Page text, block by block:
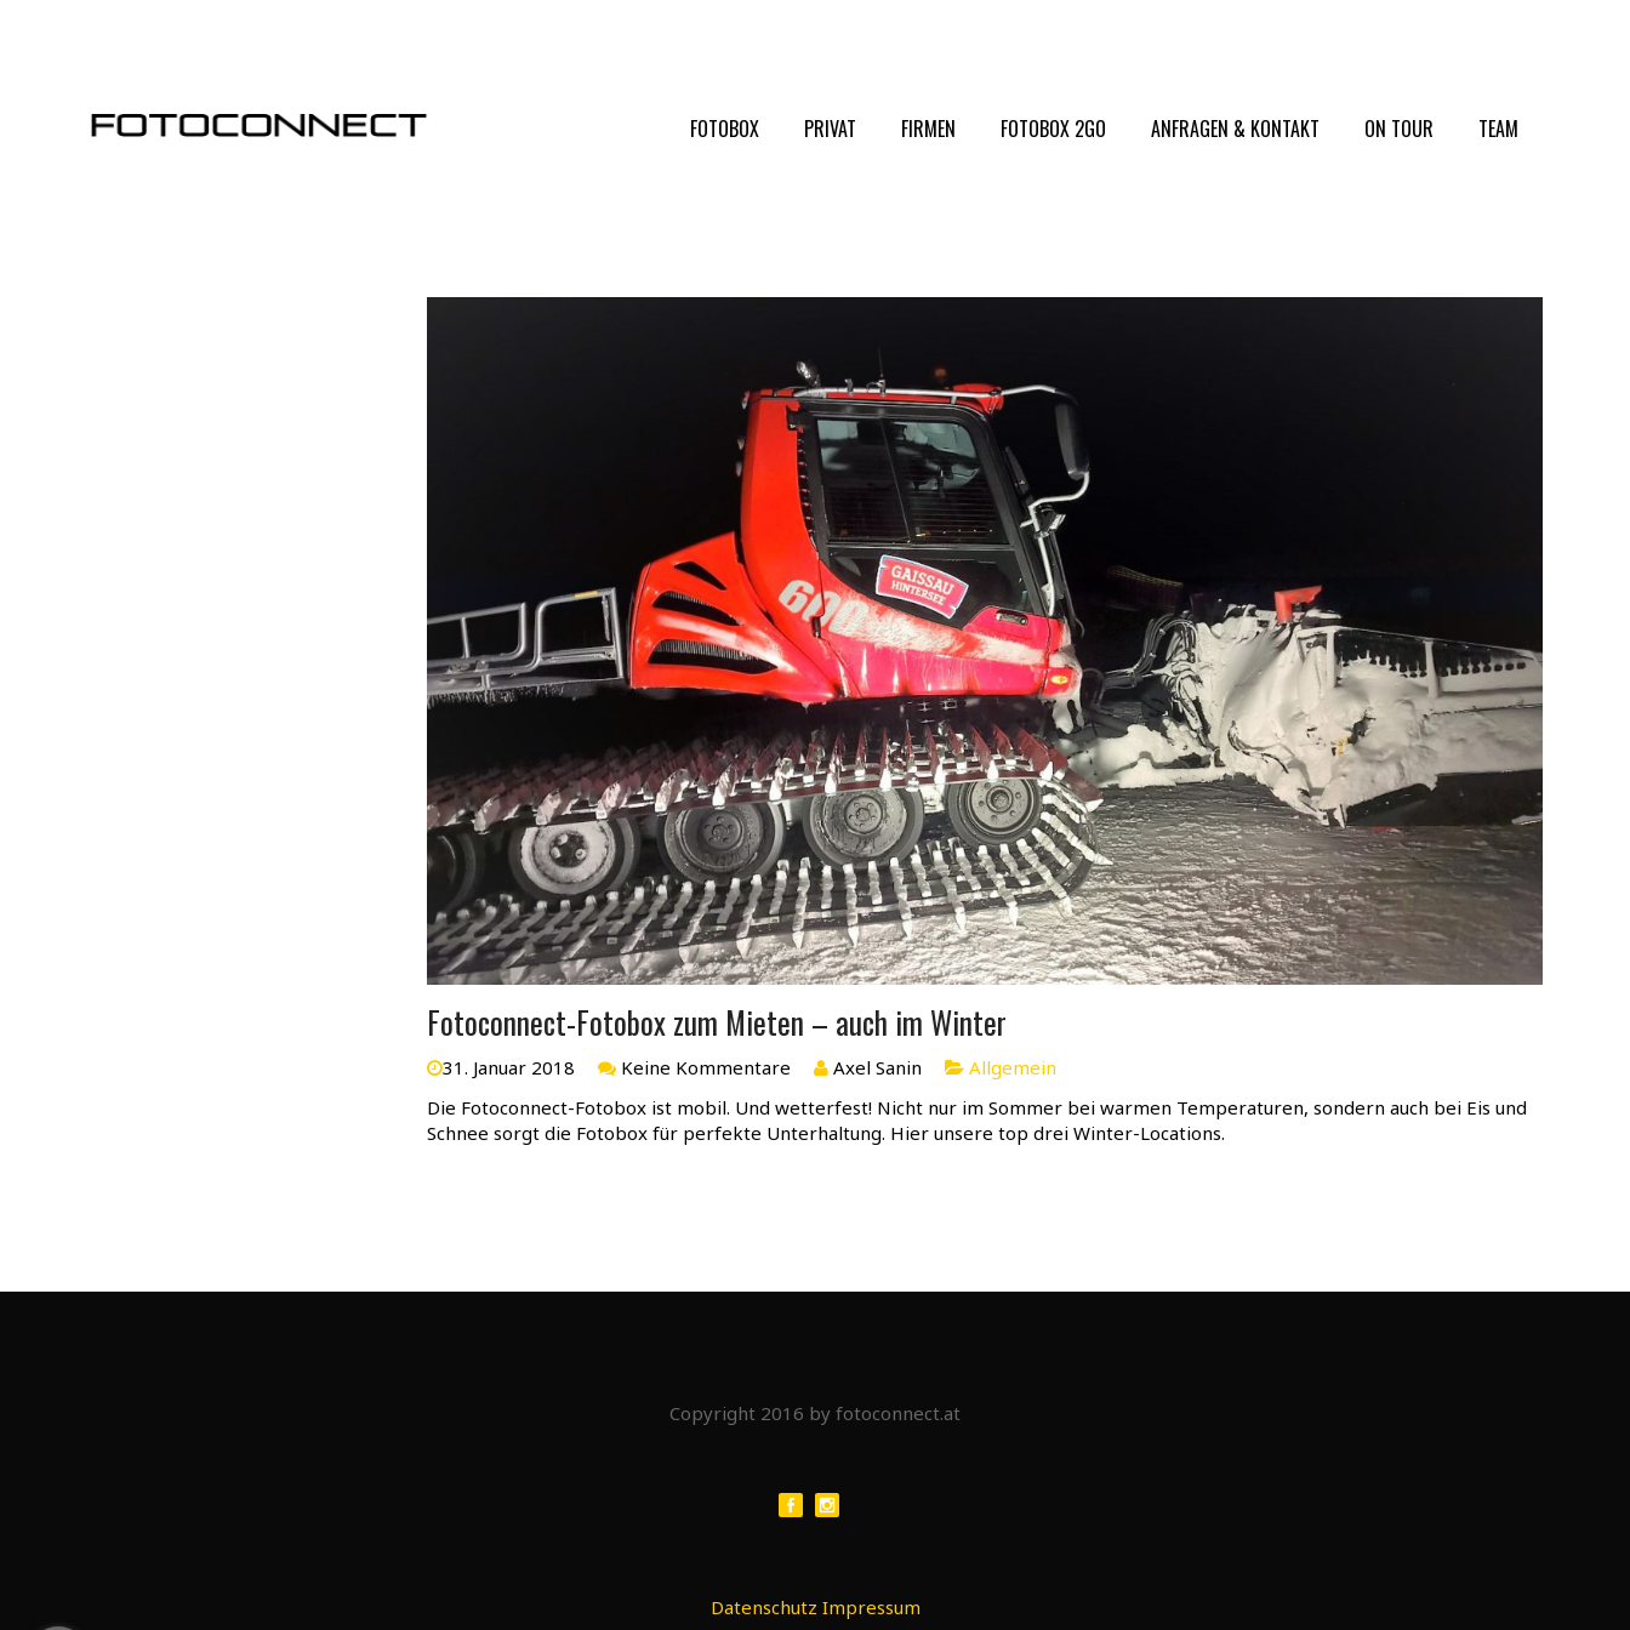
FOTOBOX PRIVAT FIRMEN FOTOBOX 2GO ANFRAGEN & KONTAKT ON TOUR TEAM
Fotoconnect-Fotobox zum Mieten – auch im Winter
31. Januar 2018 Keine Kommentare Axel Sanin
Allgemein
Die Fotoconnect-Fotobox ist mobil. Und wetterfest! Nicht nur im Sommer bei warmen Temperaturen, sondern auch bei Eis und
Schnee sorgt die Fotobox für perfekte Unterhaltung. Hier unsere top drei Winter-Locations.
Copyright 2016 by fotoconnect.at
Datenschutz Impressum